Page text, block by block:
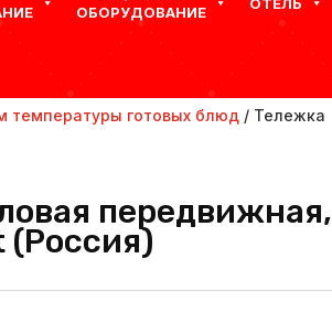
ОБОРУДОВАНИЕ
температуры готовых блюд / Тележка
передвижная,